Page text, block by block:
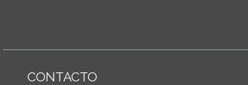
CONTACTO